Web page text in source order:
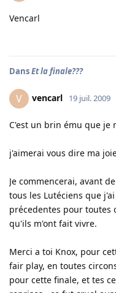
Vencarl
DansEt la finale???
V vencarl 19 juil. 2009
C'est un brin ému que je
j'aimerai vous dire ma
Je commencerai, avant
tous les Lutéciens que
précedentes pour toutes
qu'ils m'ont fait vivre.
Merci a toi Knox, pour
fair play, en toutes
pour cette finale, et tes